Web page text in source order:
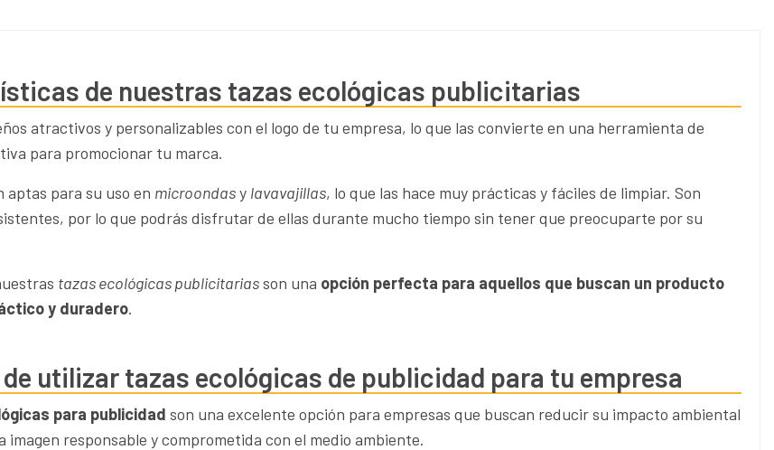
de nuestras tazas ecológicas publicitarias
atractivos y personalizables con el logo de tu empresa, lo que las convierte en una herramienta de
para promocionar tu marca.
aptas para su uso en microondasy lavavajillas, lo que las hace muy prácticas y fáciles de limpiar. Son
por lo que podrás disfrutar de ellas durante mucho tiempo sin tener que preocuparte por su
tazas ecológicas publicitariasson una opción perfecta para aquellos que buscan un producto
y duradero.
utilizar tazas ecológicas de publicidad para tu empresa
para publicidad son una excelente opción para empresas que buscan reducir su impacto ambiental
imagen responsable y comprometida con el medio ambiente.